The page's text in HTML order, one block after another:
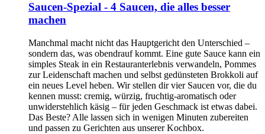
Saucen-Spezial - 4 Saucen, die alles besser
machen
Manchmal macht nicht das Hauptgericht den Unterschied –
sondern das, was obendrauf kommt. Eine gute Sauce kann ein
simples Steak in ein Restauranterlebnis verwandeln, Pommes
zur Leidenschaft machen und selbst gedünsteten Brokkoli auf
ein neues Level heben. Wir stellen dir vier Saucen vor, die du
kennen musst: cremig, würzig, fruchtig-aromatisch oder
unwiderstehlich käsig – für jeden Geschmack ist etwas dabei.
Das Beste? Alle lassen sich in wenigen Minuten zubereiten
und passen zu Gerichten aus unserer Kochbox.